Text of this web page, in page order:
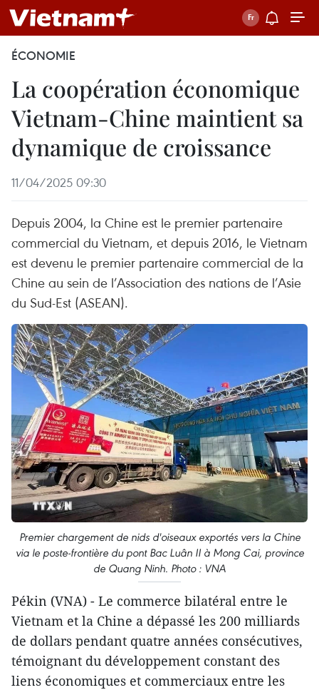
ÉCONOMIE
La coopération économique
Vietnam-Chine maintient sa
dynamique de croissance
11/04/2025 09:30
Depuis 2004, la Chine est le premier partenaire
commercial du Vietnam, et depuis 2016, le Vietnam
est devenu le premier partenaire commercial de la
Chine au sein de l’Association des nations de l’Asie
du Sud-Est (ASEAN).
Premier chargement de nids d'oiseaux exportés vers la Chine
via le poste-frontière du pont Bac Luân II à Mong Cai, province
de Quang Ninh. Photo : VNA
Pékin (VNA) - Le commerce bilatéral entre le
Vietnam et la Chine a dépassé les 200 milliards
de dollars pendant quatre années consécutives,
témoignant du développement constant des
liens économiques et commerciaux entre les